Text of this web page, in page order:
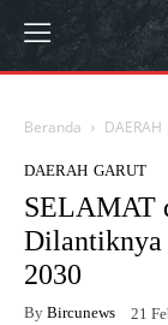
Beranda DAERAH
DAERAH GARUT
SELAMAT
Dilantiknya
2030
By Bircunews 21